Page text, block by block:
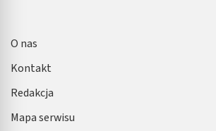
O nas
Kontakt
Redakcja
Mapa serwisu